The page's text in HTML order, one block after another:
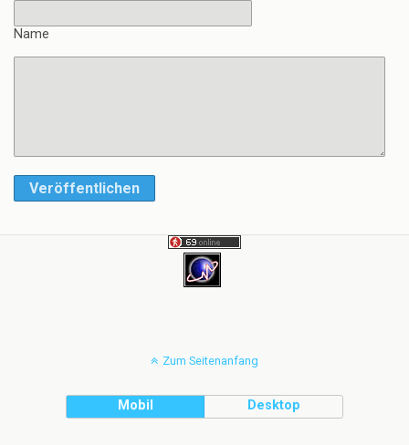
Name
Veröffentlichen
Zum Seitenanfang
Mobil Desktop